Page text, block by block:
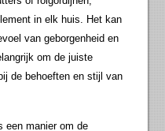
in elk huis. Het kan
van geborgenheid en
om de juiste
de behoeften en stijl van
een manier om de